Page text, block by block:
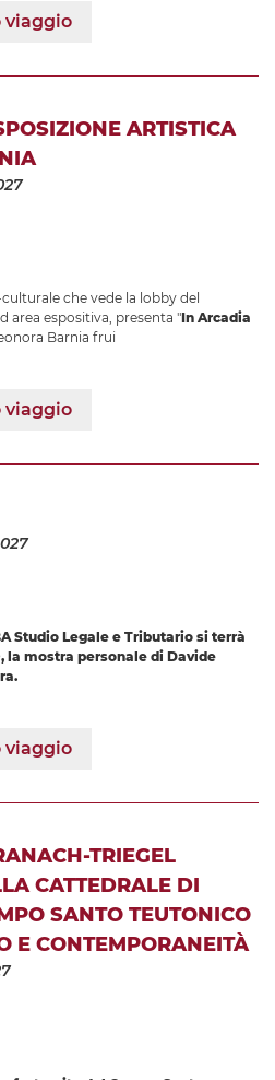
viaggio
ARTISTICA
che vede la lobby del
area espositiva, presenta "In Arcadia
Barnia frui
viaggio
Studio Legale e Tributario si terrà
, la mostra personale di Davide
viaggio
TRIEGEL
CATTEDRALE DI
SANTO TEUTONICO
E CONTEMPORANEITÀ